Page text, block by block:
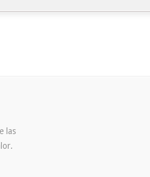
las